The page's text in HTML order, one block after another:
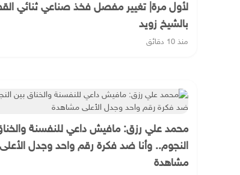
لأول مرة| تغيير مفصل فخذ صناعي ثنائي
بالشيخ زويد
منذ 10 دقائق
محمد علي رزق: مافيش داعي للنفسنة
النجوم.. وأنا ضد فكرة رقم واحد وجدل الأعلى
مشاهدة